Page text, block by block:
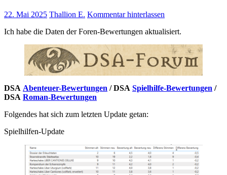
22. Mai 2025 Thallion E. Kommentar hinterlassen
Ich habe die Daten der Foren-Bewertungen aktualisiert.
DSA Abenteuer-Bewertungen / DSA Spielhilfe-Bewertungen /
DSA Roman-Bewertungen
Folgendes hat sich zum letzten Update getan:
Spielhilfen-Update